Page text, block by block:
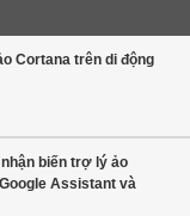
Cortana trên di động
biến trợ lý ảo
Assistant và